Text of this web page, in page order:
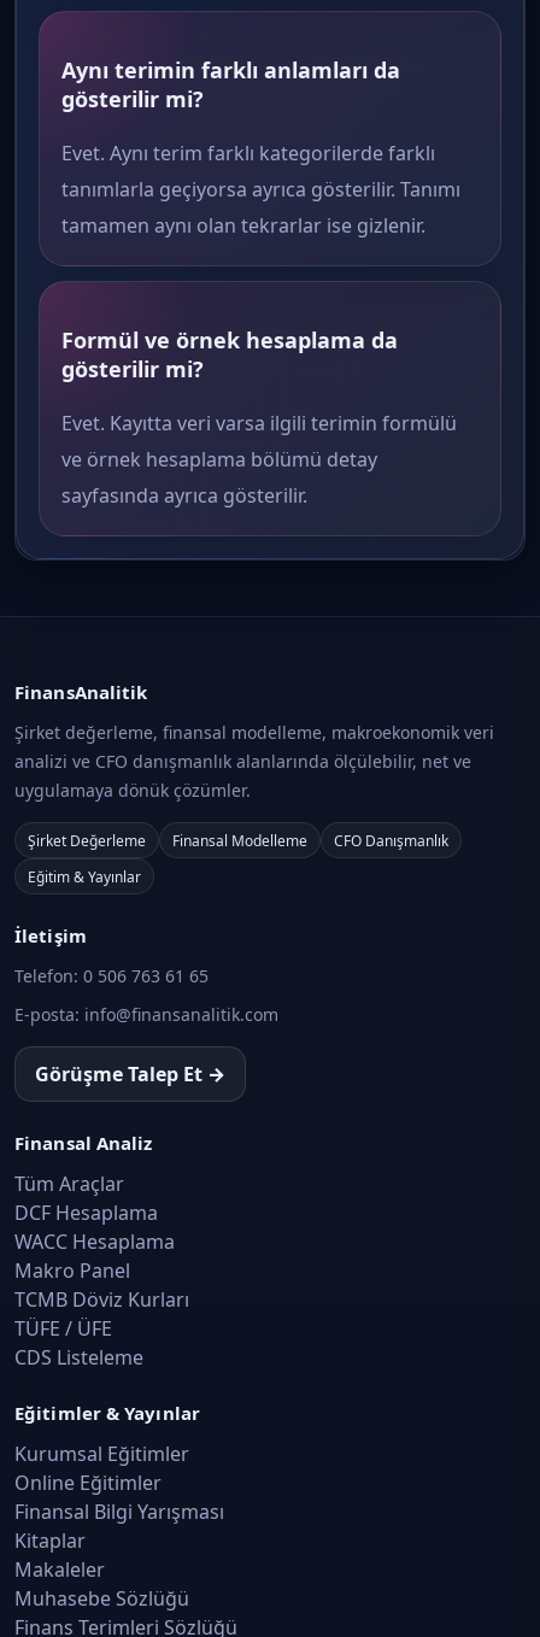
Aynı terimin farklı anlamları da
gösterilir mi?
Evet. Aynı terim farklı kategorilerde farklı
tanımlarla geçiyorsa ayrıca gösterilir. Tanımı
tamamen aynı olan tekrarlar ise gizlenir.
Formül ve örnek hesaplama da
gösterilir mi?
Evet. Kayıtta veri varsa ilgili terimin formülü
ve örnek hesaplama bölümü detay
sayfasında ayrıca gösterilir.
FinansAnalitik
Şirket değerleme, finansal modelleme, makroekonomik veri
analizi ve CFO danışmanlık alanlarında ölçülebilir, net ve
uygulamaya dönük çözümler.
Şirket Değerleme Finansal Modelleme
CFO Danışmanlık
Eğitim & Yayınlar
İletişim
Telefon: 0 506 763 61 65
E-posta: info@finansanalitik.com
Görüşme Talep Et →
Finansal Analiz
Tüm Araçlar
DCF Hesaplama
WACC Hesaplama
Makro Panel
TCMB Döviz Kurları
TÜFE / ÜFE
CDS Listeleme
Eğitimler & Yayınlar
Kurumsal Eğitimler
Online Eğitimler
Finansal Bilgi Yarışması
Kitaplar
Makaleler
Muhasebe Sözlüğü
Finans Terimleri Sözlüğü